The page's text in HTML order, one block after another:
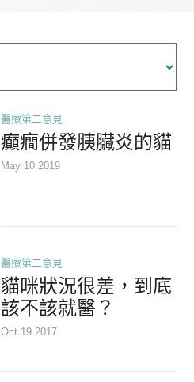
醫療第二意見
癲癇併發胰臟炎的貓
May 10 2019
醫療第二意見
貓咪狀況很差，到底
該不該就醫？
Oct 19 2017